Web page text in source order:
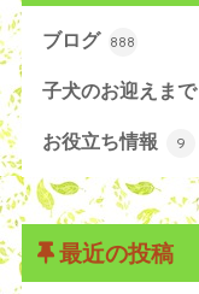
ブログ 888
子犬のお迎えまで
お役立ち情報 9
最近の投稿